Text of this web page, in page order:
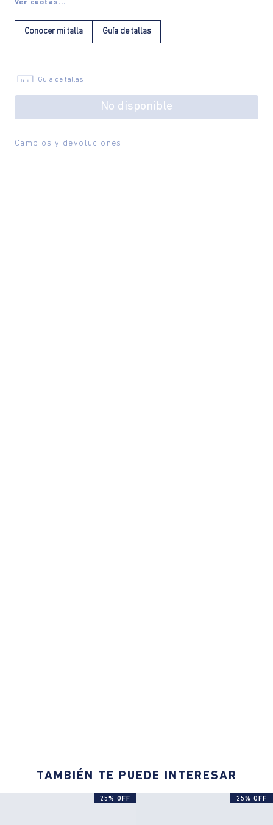
Ver cuotas...
Conocer mi talla Guía de tallas
Guía de tallas
No disponible
Cambios y devoluciones
TAMBIÉN TE PUEDE INTERESAR
25% OFF 25% OFF